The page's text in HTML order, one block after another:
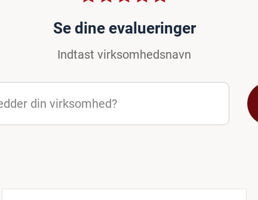
Se dine evalueringer
Indtast virksomhedsnavn